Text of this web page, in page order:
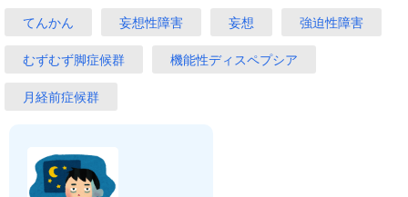
てんかん 妄想性障害 妄想 強迫性障害
むずむず脚症候群 機能性ディスペプシア
月経前症候群